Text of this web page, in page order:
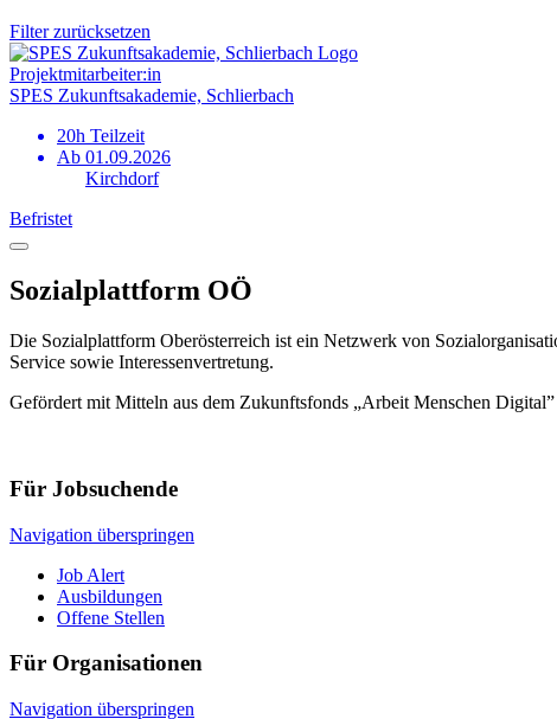
Filter zurücksetzen
Projekt­mitarbeiter:in
SPES Zukunftsakademie, Schlierbach
20h Teilzeit
Ab 01.09.2026
Kirchdorf
Befristet
Sozialplattform OÖ
Die Sozialplattform Oberösterreich ist ein Netzwerk von
Service sowie Interessenvertretung.
Gefördert mit Mitteln aus dem Zukunftsfonds „Arbeit Menschen
Für Jobsuchende
Navigation überspringen
Job Alert
Ausbildungen
Offene Stellen
Für Organisationen
Navigation überspringen